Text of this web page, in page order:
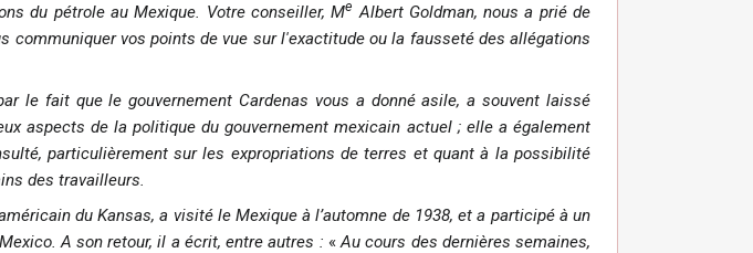
du pétrole au Mexique. Votre conseiller, Me Albert Goldman, nous a prié de
communiquer vos points de vue sur l'exactitude ou la fausseté des allégations
le fait que le gouvernement Cardenas vous a donné asile, a souvent laissé
aspects de la politique du gouvernement mexicain actuel ; elle a également
particulièrement sur les expropriations de terres et quant à la possibilité
des travailleurs.
du Kansas, a visité le Mexique à l’automne de 1938, et a participé à un
A son retour, il a écrit, entre autres : «Au cours des dernières semaines,